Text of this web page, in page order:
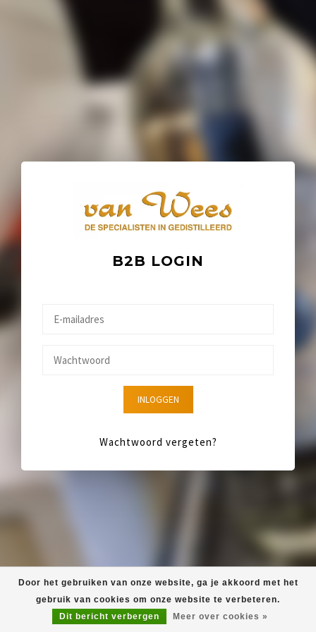
B2B LOGIN
INLOGGEN
Wachtwoord vergeten?
Door het gebruiken van onze website, ga je akkoord met het
gebruik van cookies om onze website te verbeteren.
Dit bericht verbergen
Meer over cookies »